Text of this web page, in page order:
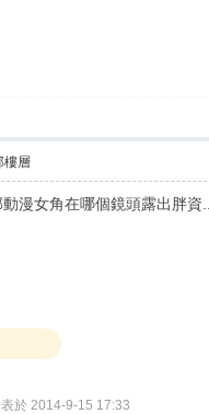
樓層
漫女角在哪個鏡頭露出胖資...
於 2014-9-15 17:33